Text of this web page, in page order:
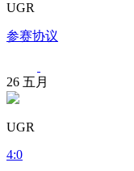
UGR
参赛协议
26 五月
UGR
4:0